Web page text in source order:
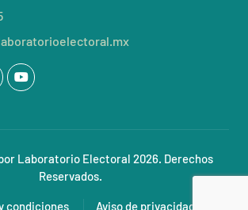
Laboratorio Electoral 2026. Derechos
Reservados.
condiciones Aviso de privacidad